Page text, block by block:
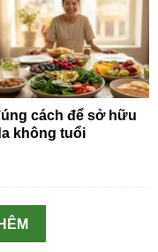
cách để sở hữu
không tuổi